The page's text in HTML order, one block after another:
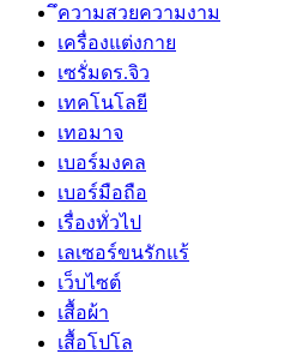
ึความสวยความงาม
เครื่องแต่งกาย
เซรั่มดร.จิว
เทคโนโลยี
เทอมาจ
เบอร์มงคล
เบอร์มือถือ
เรื่องทั่วไป
เลเซอร์ขนรักแร้
เว็บไซต์
เสื้อผ้า
เสื้อโปโล